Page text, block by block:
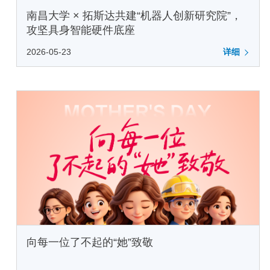
南昌大学 × 拓斯达共建“机器人创新研究院”，
攻坚具身智能硬件底座
2026-05-23 详细
向每一位了不起的“她”致敬